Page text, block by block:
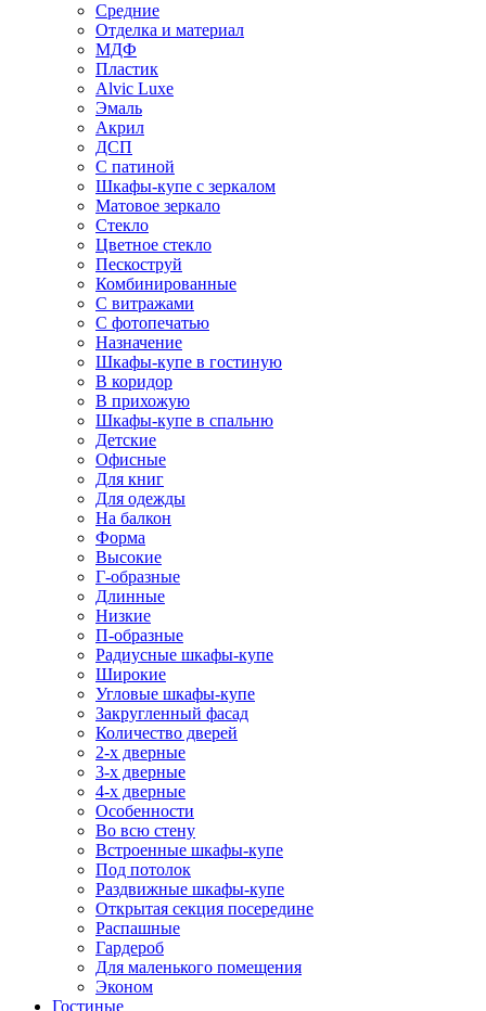
Средние
Отделка и материал
МДФ
Пластик
Alvic Luxe
Эмаль
Акрил
ДСП
С патиной
Шкафы-купе с зеркалом
Матовое зеркало
Стекло
Цветное стекло
Пескоструй
Комбинированные
С витражами
С фотопечатью
Назначение
Шкафы-купе в гостиную
В коридор
В прихожую
Шкафы-купе в спальню
Детские
Офисные
Для книг
Для одежды
На балкон
Форма
Высокие
Г-образные
Длинные
Низкие
П-образные
Радиусные шкафы-купе
Широкие
Угловые шкафы-купе
Закругленный фасад
Количество дверей
2-х дверные
3-х дверные
4-х дверные
Особенности
Во всю стену
Встроенные шкафы-купе
Под потолок
Раздвижные шкафы-купе
Открытая секция посередине
Распашные
Гардероб
Для маленького помещения
Эконом
Гостиные